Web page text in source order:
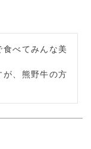
べてみんな美
、熊野牛の方